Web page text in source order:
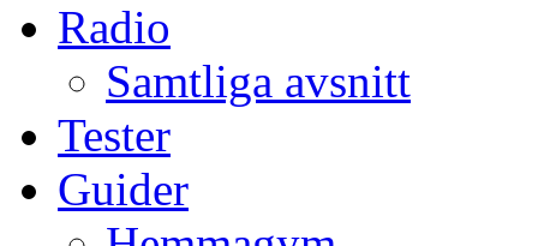
Radio
Samtliga avsnitt
Tester
Guider